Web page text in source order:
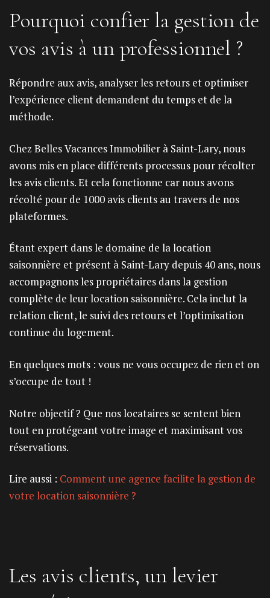
Pourquoi confier la gestion de
vos avis à un professionnel ?
Répondre aux avis, analyser les retours et optimiser
l’expérience client demandent du temps et de la
méthode.
Chez Belles Vacances Immobilier à Saint-Lary, nous
avons mis en place différents processus pour récolter
les avis clients. Et cela fonctionne car nous avons
récolté pour de 1000 avis clients au travers de nos
plateformes.
Étant expert dans le domaine de la location
saisonnière et présent à Saint-Lary depuis 40 ans, nous
accompagnons les propriétaires dans la gestion
complète de leur location saisonnière. Cela inclut la
relation client, le suivi des retours et l’optimisation
continue du logement.
En quelques mots : vous ne vous occupez de rien et on
s’occupe de tout !
Notre objectif ? Que nos locataires se sentent bien
tout en protégeant votre image et maximisant vos
réservations.
Lire aussi : Comment une agence facilite la gestion de
votre location saisonnière ?
Les avis clients, un levier